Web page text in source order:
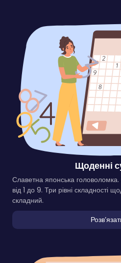
Щоденні
Славетна японська головоломка.
від 1 до 9. Три рівні складності
складний.